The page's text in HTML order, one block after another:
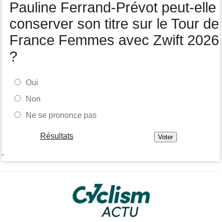
Joao Almeida a abandonné après une nouvelle chute
Pauline Ferrand-Prévot peut-elle
conserver son titre sur le Tour de
France Femmes avec Zwift 2026
?
Oui
Non
Ne se prononce pas
Résultats
-